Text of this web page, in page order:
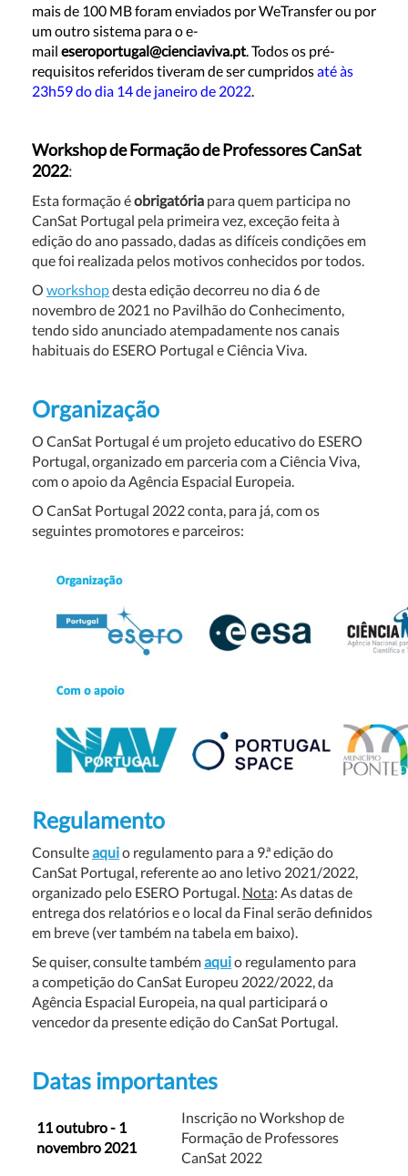
mais de 100 MB foram enviados por WeTransfer ou por
um outro sistema para o e-
mail eseroportugal@cienciaviva.pt . Todos os pré-
requisitos referidos tiveram de ser cumpridosaté às
23h59 do dia 14 de janeiro de 2022
Workshop de Formação de Professores CanSat
2022:
Esta formação éobrigatória para quem participa no
CanSat Portugal pela primeira vez, exceção feita à
edição do ano passado, dadas as difíceis condições em
que foi realizada pelos motivos conhecidos por todos.
O workshopdesta edição decorreu no dia 6 de
novembro de 2021 no Pavilhão do Conhecimento,
tendo sido anunciado atempadamente nos canais
habituais do ESERO Portugal e Ciência Viva.
Organização
O CanSat Portugal é um projeto educativo do ESERO
Portugal, organizado em parceria com a Ciência Viva,
com o apoio da Agência Espacial Europeia.
O CanSat Portugal 2022 conta, para já, com os
seguintes promotores e parceiros:
Regulamento
Consulteaquio regulamento para a 9.ª edição do
CanSat Portugal, referente ao ano letivo 2021/2022,
organizado pelo ESERO Portugal. Nota: As datas de
entrega dos relatórios e o local da Final serão definidos
em breve (ver também na tabela em baixo).
Se quiser, consulte tambémaquio regulamento para
a competição do CanSat Europeu 2022/2022, da
Agência Espacial Europeia, na qual participará o
vencedor da presente edição do CanSat Portugal.
Datas importantes
11 outubro - 1
novembro 2021
Inscrição no Workshop de
Formação de Professores
CanSat 2022